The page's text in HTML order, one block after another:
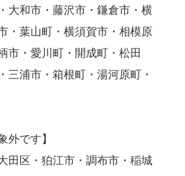
大和市・藤沢市・鎌倉市・横
・葉山町・横須賀市・相模原
市・愛川町・開成町・松田
三浦市・箱根町・湯河原町・
外です】
田区・狛江市・調布市・稲城